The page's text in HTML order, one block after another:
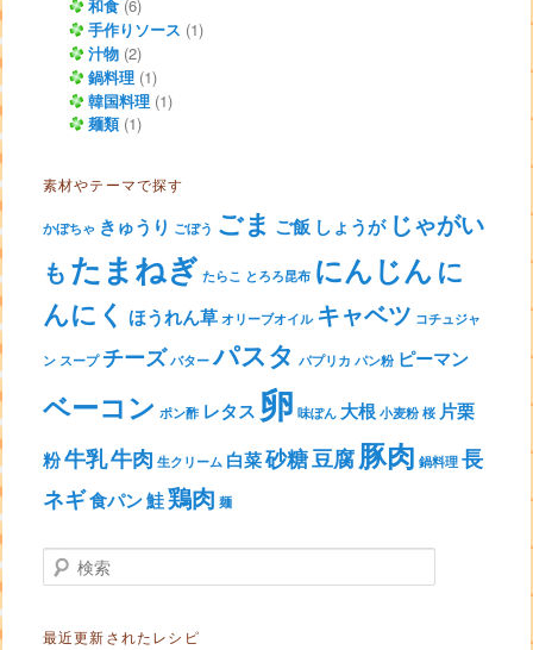
和食 (6)
手作りソース (1)
汁物 (2)
鍋料理 (1)
韓国料理 (1)
麺類(1)
素材やテーマで探す
かぼちゃ きゅうり ごぼう ごま ご飯 しょうが じゃがい
も たまねぎ たらこ とろろ昆布 にんじんに
んにく ほうれん草 オリーブオイル キャベツ コチュジャ
ン スープ チーズ バター パスタ パプリカ パン粉 ピーマン
ベーコン ポン酢 レタス 卵 味ぽん 大根 小麦粉 桜 片栗
粉牛乳牛肉 生クリーム 白菜砂糖豆腐豚肉 鍋料理 長
ネギ食パン鮭鶏肉 麺
検索
最近更新されたレシピ